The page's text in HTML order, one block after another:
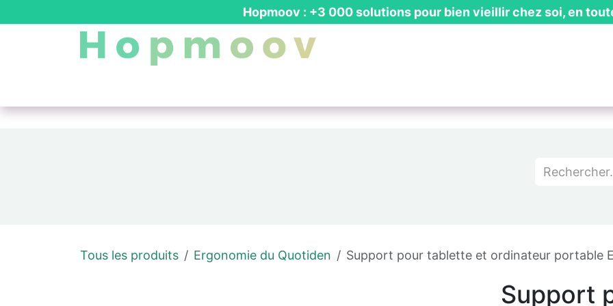
Hopmoov : +3 000 solutions pour bien vieillir chez soi, en
Tous les produits Ergonomie du Quotiden Support pour tablette et ordinateur portable
Support